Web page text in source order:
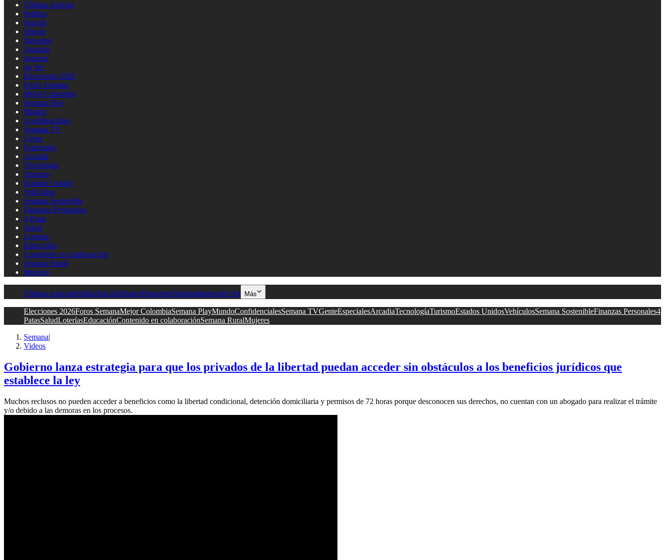
Últimas noticias
Política
Nación
Dinero
Deportes
Opinión
Impresa
Jet Set
Elecciones 2026
Foros Semana
Mejor Colombia
Semana Play
Mundo
Confidenciales
Semana TV
Gente
Especiales
Arcadia
Tecnología
Turismo
Estados Unidos
Vehículos
Semana Sostenible
Finanzas Personales
4 Patas
Salud
Loterías
Educación
Contenido en colaboración
Semana Rural
Mujeres
Últimas noticiasPolíticaNaciónDineroDeportesOpiniónImpresaJet Set Más
Elecciones 2026Foros SemanaMejor ColombiaSemana PlayMundoConfidencialesSemana TVGenteEspecialesArcadiaTecnologíaTurismoEstados UnidosVehículosSemana SostenibleFinanzas Personales4
PatasSaludLoteríasEducaciónContenido en colaboraciónSemana RuralMujeres
Semana|
Videos
Gobierno lanza estrategia para que los privados de la libertad puedan acceder sin obstáculos a los beneficios jurídicos que
establece la ley
Muchos reclusos no pueden acceder a beneficios como la libertad condicional, detención domiciliaria y permisos de 72 horas porque desconocen sus derechos, no cuentan con un abogado para realizar el trámite
y/o debido a las demoras en los procesos.